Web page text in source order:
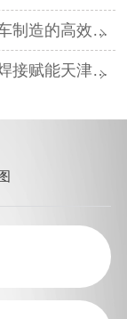
的高效与美学
汽车与电子产业